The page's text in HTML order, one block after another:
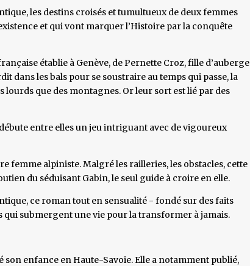
les destins croisés et tumultueux de deux femmes
et qui vont marquer l’Histoire par la conquête
établie à Genève, de Pernette Croz, fille d’auberge
dans les bals pour se soustraire au temps qui passe, la
lourds que des montagnes. Or leur sort est lié par des
entre elles un jeu intriguant avec de vigoureux
femme alpiniste. Malgré les railleries, les obstacles, cette
du séduisant Gabin, le seul guide à croire en elle.
ce roman tout en sensualité - fondé sur des faits
qui submergent une vie pour la transformer à jamais.
son enfance en Haute-Savoie. Elle a notamment publié,